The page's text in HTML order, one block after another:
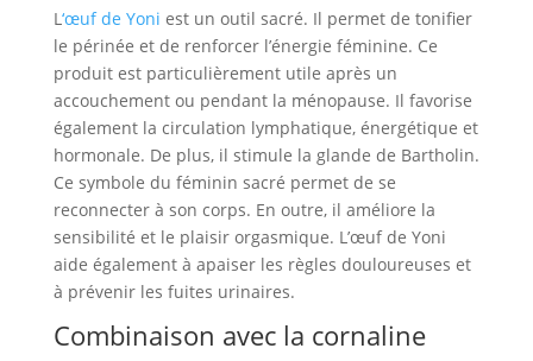
L‘œuf de Yoni est un outil sacré. Il permet de tonifier
le périnée et de renforcer l’énergie féminine. Ce
produit est particulièrement utile après un
accouchement ou pendant la ménopause. Il favorise
également la circulation lymphatique, énergétique et
hormonale. De plus, il stimule la glande de Bartholin.
Ce symbole du féminin sacré permet de se
reconnecter à son corps. En outre, il améliore la
sensibilité et le plaisir orgasmique. L’œuf de Yoni
aide également à apaiser les règles douloureuses et
à prévenir les fuites urinaires.
Combinaison avec la cornaline